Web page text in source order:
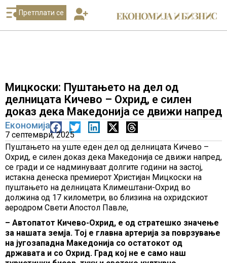
Претплати се
Мицкоски: Пуштањето на дел од
делницата Кичево – Охрид, е силен
доказ дека Македонија се движи напред
Економија
7 септември, 2025
Пуштањето на уште еден дел од делницата Кичево –
Охрид, е силен доказ дека Македонија се движи напред,
се гради и се надминуваат долгите години на застој,
истакна денеска премиерот Христијан Мицкоски на
пуштањето на делницата Климештани-Охрид во
должина од 17 километри, во близина на охридскиот
аеродром Свети Апостол Павле,
– Автопатот Кичево-Охрид, е од стратешко значење
за нашата земја. Тој е главна артерија за поврзување
на југозападна Македонија со остатокот од
државата и со Охрид. Град кој не е само наш